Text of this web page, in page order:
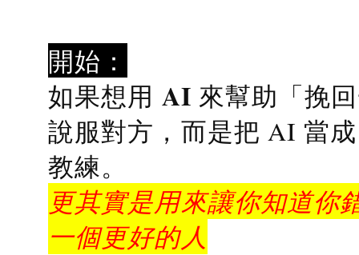
開始：
如果想用 AI 來幫助「挽
說服對方，而是把 AI 當
教練。
更其實是用來讓你知道你
一個更好的人